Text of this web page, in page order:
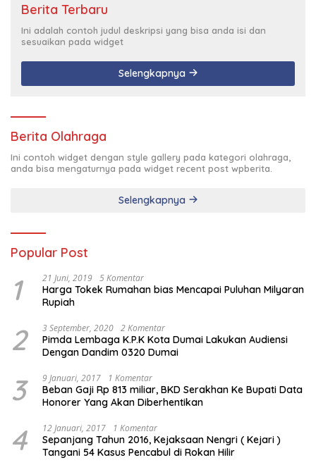
Berita Terbaru
Ini adalah contoh judul deskripsi yang bisa anda isi dan
sesuaikan pada widget
Selengkapnya
Berita Olahraga
Ini contoh widget dengan style gallery pada kategori olahraga,
anda bisa mengaturnya pada widget recent post wpberita.
Selengkapnya
Popular Post
1 21 Juni, 2019 5 Komentar
Harga Tokek Rumahan bias Mencapai Puluhan Milyaran
Rupiah
2 3 September, 2020 2 Komentar
Pimda Lembaga K.P.K Kota Dumai Lakukan Audiensi
Dengan Dandim 0320 Dumai
3 9 Januari, 2017 1 Komentar
Beban Gaji Rp 813 miliar, BKD Serakhan Ke Bupati Data
Honorer Yang Akan Diberhentikan
4 12 Januari, 2017 1 Komentar
Sepanjang Tahun 2016, Kejaksaan Nengri ( Kejari )
Tangani 54 Kasus Pencabul di Rokan Hilir